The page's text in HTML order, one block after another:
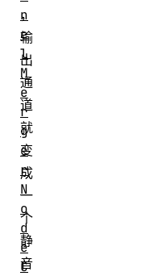
，
输
出
通
道
就
变
成
一
个
静
音
n
e
l
M
e
r
g
e
r
N
o
d
e
C